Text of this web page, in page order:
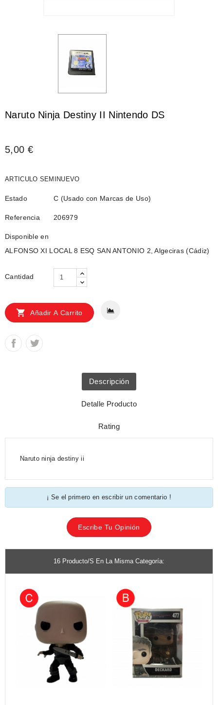
Naruto Ninja Destiny II Nintendo DS
5,00 €
ARTICULO SEMINUEVO
Estado C (Usado con Marcas de Uso)
Referencia 206979
Disponible en
ALFONSO XI LOCAL 8 ESQ SAN ANTONIO 2, Algeciras (Cádiz)
Cantidad
 Añadir A Carrito
Descripción
Detalle Producto
Rating
Naruto ninja destiny ii
¡ Se el primero en escribir un comentario !
Escribe Tu Opinión
16 Producto/s En La Misma Categoría: